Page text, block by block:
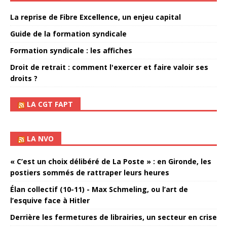
La reprise de Fibre Excellence, un enjeu capital
Guide de la formation syndicale
Formation syndicale : les affiches
Droit de retrait : comment l'exercer et faire valoir ses
droits ?
LA CGT FAPT
LA NVO
« C’est un choix délibéré de La Poste » : en Gironde, les
postiers sommés de rattraper leurs heures
Élan collectif (10-11) - Max Schmeling, ou l’art de
l’esquive face à Hitler
Derrière les fermetures de librairies, un secteur en crise